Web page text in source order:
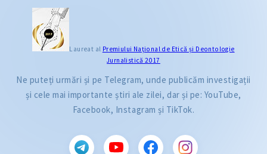
Laureat al Premiului Naţional de Etică și Deontologie
Jurnalistică 2017
Ne puteți urmări și pe Telegram, unde publicăm investigații
și cele mai importante știri ale zilei, dar și pe: YouTube,
Facebook, Instagram și TikTok.